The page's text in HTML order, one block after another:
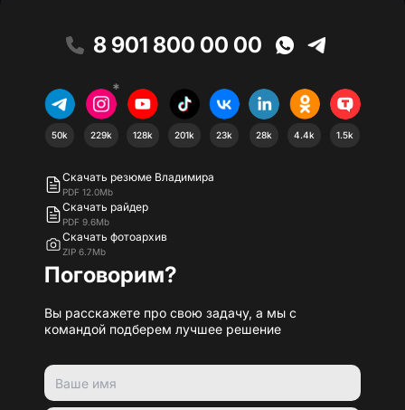
8 901 800 00 00
50k
*
229k 128k 201k 23k 28k 4.4k 1.5k
Скачать резюме Владимира
PDF 12.0Mb
Скачать райдер
PDF 9.6Mb
Скачать фотоархив
ZIP 6.7Mb
Поговорим?
Вы расскажете про свою задачу, а мы с
командой подберем лучшее решение